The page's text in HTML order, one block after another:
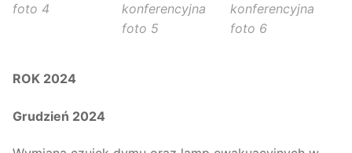
foto 4
konferencyjna
foto 5
konferencyjna
foto 6
ROK 2024
Grudzień 2024